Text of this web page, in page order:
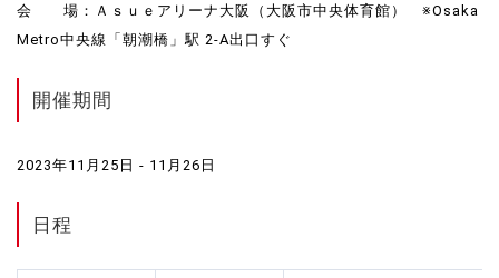
会 場：Ａｓｕｅアリーナ大阪（大阪市中央体育館） ※Osaka
Metro中央線「朝潮橋」駅 2-A出口すぐ
開催期間
2023年11月25日 - 11月26日
日程